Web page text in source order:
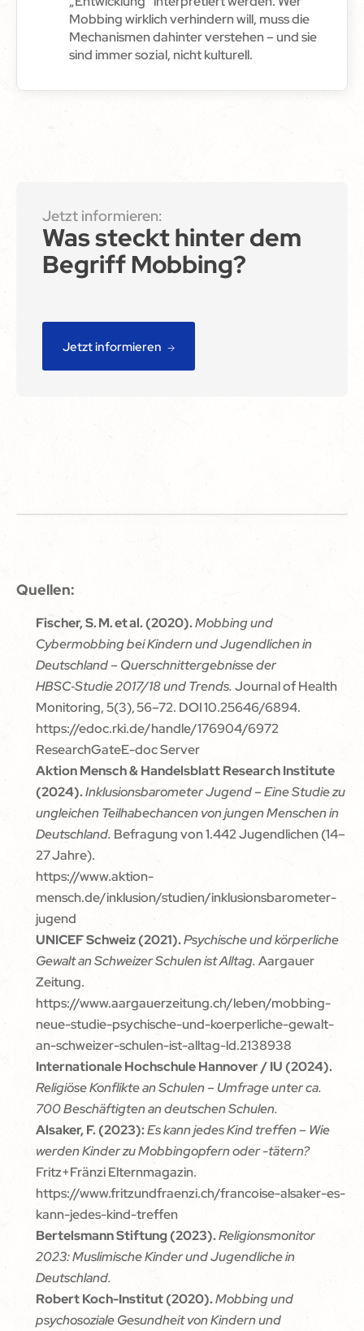
Mobbing wirklich verhindern will, muss die
Mechanismen dahinter verstehen – und sie
sind immer sozial, nicht kulturell.
Jetzt informieren:
Was steckt hinter dem
Begriff Mobbing?
Jetzt informieren
Quellen:
Fischer, S. M. et al. (2020).Mobbing und
Cybermobbing bei Kindern und Jugendlichen in
Deutschland – Querschnittergebnisse der
HBSC‑Studie 2017/18 und Trends.Journal of Health
Monitoring, 5(3), 56–72. DOI 10.25646/6894.
https://edoc.rki.de/handle/176904/6972
ResearchGateE-doc Server
Aktion Mensch & Handelsblatt Research Institute
(2024).Inklusionsbarometer Jugend – Eine Studie zu
ungleichen Teilhabechancen von jungen Menschen in
Deutschland. Befragung von 1.442 Jugendlichen (14–
27 Jahre).
https://www.aktion-
mensch.de/inklusion/studien/inklusionsbarometer-
jugend
UNICEF Schweiz (2021).Psychische und körperliche
Gewalt an Schweizer Schulen ist Alltag.Aargauer
Zeitung.
https://www.aargauerzeitung.ch/leben/mobbing-
neue-studie-psychische-und-koerperliche-gewalt-
an-schweizer-schulen-ist-alltag-ld.2138938
Internationale Hochschule Hannover / IU (2024).
Religiöse Konflikte an Schulen – Umfrage unter ca.
700 Beschäftigten an deutschen Schulen.
Alsaker, F. (2023):Es kann jedes Kind treffen – Wie
werden Kinder zu Mobbingopfern oder -tätern?
Fritz+Fränzi Elternmagazin.
https://www.fritzundfraenzi.ch/francoise-alsaker-es-
kann-jedes-kind-treffen
Bertelsmann Stiftung (2023).Religionsmonitor
2023: Muslimische Kinder und Jugendliche in
Deutschland.
Robert Koch-Institut (2020).Mobbing und
psychosoziale Gesundheit von Kindern und